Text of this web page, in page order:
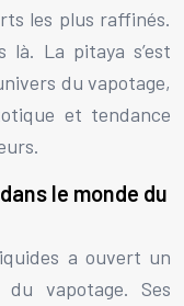
les plus raffinés.
là. La pitaya s’est
du vapotage,
et tendance
le monde du
a ouvert un
du vapotage. Ses